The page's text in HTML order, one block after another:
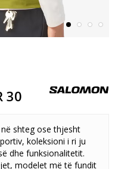
30
shteg ose thjesht
koleksioni i ri ju
dhe funksionalitetit.
modelet më të fundit